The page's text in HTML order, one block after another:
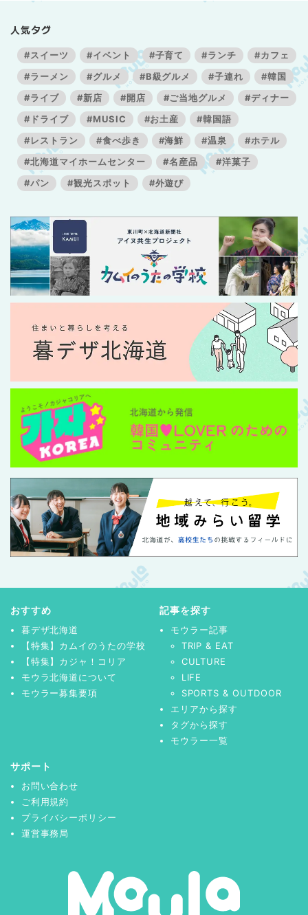
人気タグ
#スイーツ #イベント #子育て #ランチ
#カフェ
#ラーメン
#グルメ #B級グルメ #子連れ
#韓国
#ライブ
#新店 #開店 #ご当地グルメ
#ディナー
#ドライブ
#MUSIC #お土産
#韓国語
#レストラン
#食べ歩き #海鮮 #温泉
#ホテル
#北海道マイホームセンター
#名産品
#洋菓子
#パン
#観光スポット #外遊び
おすすめ
暮デザ北海道
【特集】カムイのうたの学校
【特集】カジャ！コリア
モウラ北海道について
モウラー募集要項
記事を探す
モウラー記事
TRIP & EAT
CULTURE
LIFE
SPORTS & OUTDOOR
エリアから探す
タグから探す
モウラー一覧
サポート
お問い合わせ
ご利用規約
プライバシーポリシー
運営事務局